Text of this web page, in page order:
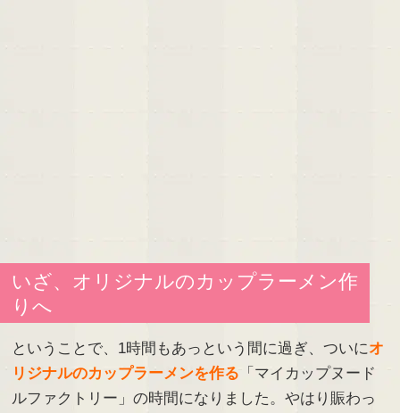
いざ、オリジナルのカップラーメン作
りへ
ということで、1時間もあっという間に過ぎ、ついにオ
リジナルのカップラーメンを作る 「マイカップヌード
ルファクトリー」の時間になりました。やはり賑わっ